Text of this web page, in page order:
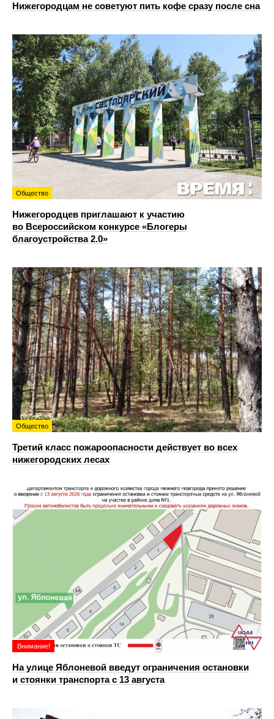
Нижегородцам не советуют пить кофе сразу после сна
Общество
Нижегородцев приглашают к участию
во Всероссийском конкурсе «Блогеры
благоустройства 2.0»
Общество
Третий класс пожароопасности действует во всех
нижегородских лесах
Внимание!
На улице Яблоневой введут ограничения остановки
и стоянки транспорта с 13 августа